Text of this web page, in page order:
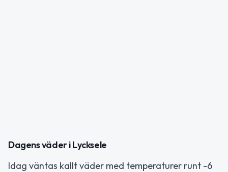
Dagens väder i Lycksele
Idag väntas kallt väder med temperaturer runt -6